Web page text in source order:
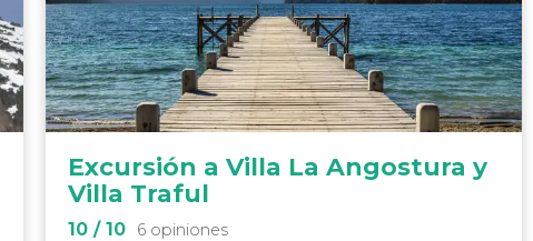
Excursión a Villa La Angostura y
Villa Traful
10 / 10 6 opiniones